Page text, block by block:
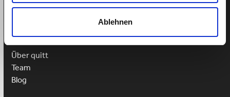
Ablehnen
Über quitt
Team
Blog